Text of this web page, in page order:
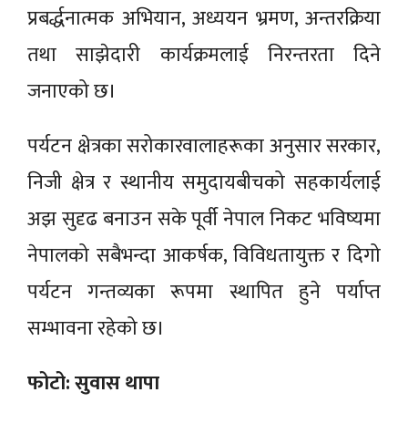
प्रबर्द्धनात्मक अभियान, अध्ययन भ्रमण, अन्तरक्रिया
तथा साझेदारी कार्यक्रमलाई निरन्तरता दिने
जनाएको छ।
पर्यटन क्षेत्रका सरोकारवालाहरूका अनुसार सरकार,
निजी क्षेत्र र स्थानीय समुदायबीचको सहकार्यलाई
अझ सुदृढ बनाउन सके पूर्वी नेपाल निकट भविष्यमा
नेपालको सबैभन्दा आकर्षक, विविधतायुक्त र दिगो
पर्यटन गन्तव्यका रूपमा स्थापित हुने पर्याप्त
सम्भावना रहेको छ।
फोटो: सुवास थापा